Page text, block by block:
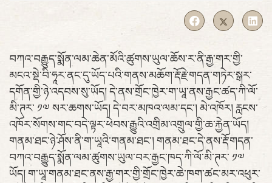
བཀའ་བརྒྱུད་སྨོན་ལམ་ཆེན་མོའི་ཚུགས་ཡུལ་ཆོས་ར་ནི་རྒྱ་གར་གྱི་
མངའ་སྡེ་བི་ཧཱར་ནང་དུ་ཡོད་པའི་གནས་མཆོག་རྡོ་རྗེ་གདན་གཏེར་སྒར་
དགོན་གྱི་ཉེ་འདབས་སུ་ཡོད། དེ་ནས་གྲོང་ཁྱེར་ག་ཡཱ་ནས་རྒྱང་ཚད་ཀི་ལོ་
མི་ཊར་ ༡༧ སར་ཆགས་ཡོད། དེ་བར་མཁའ་ལམ་དང་། མེ་འཁོར། རླངས་
འཁོར་སོགས་གང་བདེ་ལྟར་ཕེབས་རྒྱུའི་འགྲིམ་འགྲུལ་གྱི་ཆ་རྐྱེན་ཡོད།
གནམ་ཐང་ཉེ་ཤོས་ནི་ག་ཡཱའི་གནམ་ཐང་། གནམ་ཐང་དེ་ནས་རྡོ་གདན་
བཀའ་བརྒྱུད་སྨོན་ལམ་ཚུགས་ཡུལ་བར་རྒྱང་ཁད་ཀི་ལོ་མི་ཊར་ ༡༧
ཡོད། ག་ཡཱ་གནམ་ཐང་ནས་རྒྱ་གར་གྱི་གྲོང་ཁྱེར་ཆེ་ཁག་ཚང་མར་འཕུར་